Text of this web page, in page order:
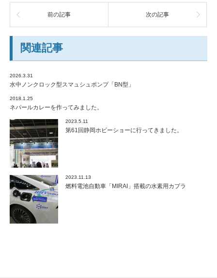
前の記事 次の記事
関連記事
2026.3.31
水中ノンクロック型スマュシュポンプ「BN型」
2018.1.25
ネパールカレーを作ってみました。
2023.5.11
第61回静岡ホビーショーに行ってきました。
2023.11.13
燃料電池自動車「MIRAI」搭載の水素用カプラ